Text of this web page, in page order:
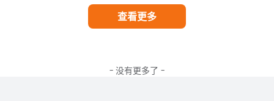
查看更多
- 没有更多了 -